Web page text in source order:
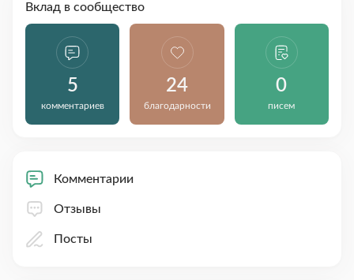
Вклад в сообщество
5
комментариев
24
благодарности
0
писем
Комментарии
Отзывы
Посты